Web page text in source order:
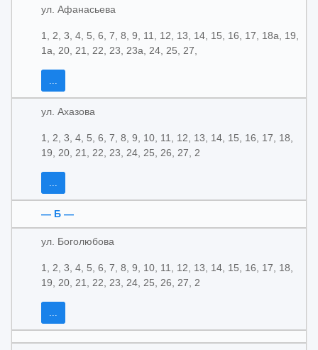
ул. Афанасьева
1, 2, 3, 4, 5, 6, 7, 8, 9, 11, 12, 13, 14, 15, 16, 17, 18а, 19,
1а, 20, 21, 22, 23, 23а, 24, 25, 27,
...
ул. Ахазова
1, 2, 3, 4, 5, 6, 7, 8, 9, 10, 11, 12, 13, 14, 15, 16, 17, 18,
19, 20, 21, 22, 23, 24, 25, 26, 27, 2
...
— Б —
ул. Боголюбова
1, 2, 3, 4, 5, 6, 7, 8, 9, 10, 11, 12, 13, 14, 15, 16, 17, 18,
19, 20, 21, 22, 23, 24, 25, 26, 27, 2
...